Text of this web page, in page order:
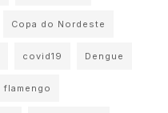
Copa do Nordeste
covid19 Dengue
flamengo